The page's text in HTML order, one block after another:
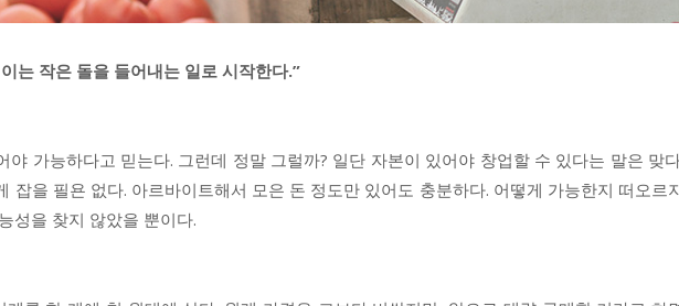
는 작은 돌을 들어내는 일로 시작한다.”
야 가능하다고 믿는다. 그런데 정말 그럴까? 일단 자본이 있어야 창업할 수 있다는 말은 맞
잡을 필욘 없다. 아르바이트해서 모은 돈 정도만 있어도 충분하다. 어떻게 가능한지 떠오르
성을 찾지 않았을 뿐이다.